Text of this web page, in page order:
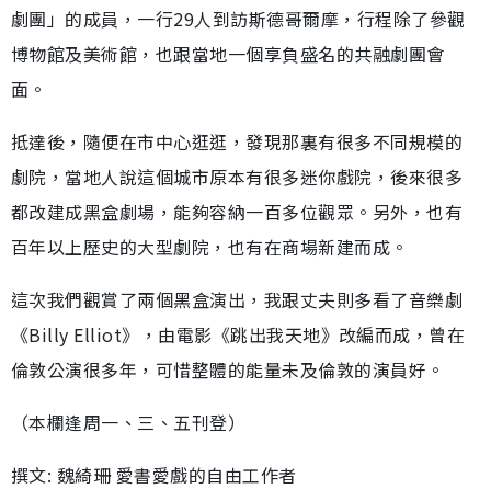
劇團」的成員，一行29人到訪斯德哥爾摩，行程除了參觀
博物館及美術館，也跟當地一個享負盛名的共融劇團會
面。
抵達後，隨便在市中心逛逛，發現那裏有很多不同規模的
劇院，當地人說這個城市原本有很多迷你戲院，後來很多
都改建成黑盒劇場，能夠容納一百多位觀眾。另外，也有
百年以上歷史的大型劇院，也有在商場新建而成。
這次我們觀賞了兩個黑盒演出，我跟丈夫則多看了音樂劇
《Billy Elliot》，由電影《跳出我天地》改編而成，曾在
倫敦公演很多年，可惜整體的能量未及倫敦的演員好。
（本欄逢周一、三、五刊登）
撰文: 魏綺珊 愛書愛戲的自由工作者